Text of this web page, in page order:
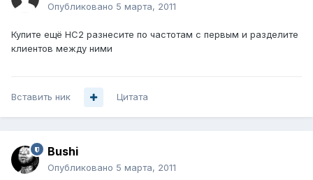
Опубликовано 5 марта, 2011
Купите ещё НС2 разнесите по частотам с первым и разделите
клиентов между ними
Вставить ник Цитата
Bushi
Опубликовано 5 марта, 2011